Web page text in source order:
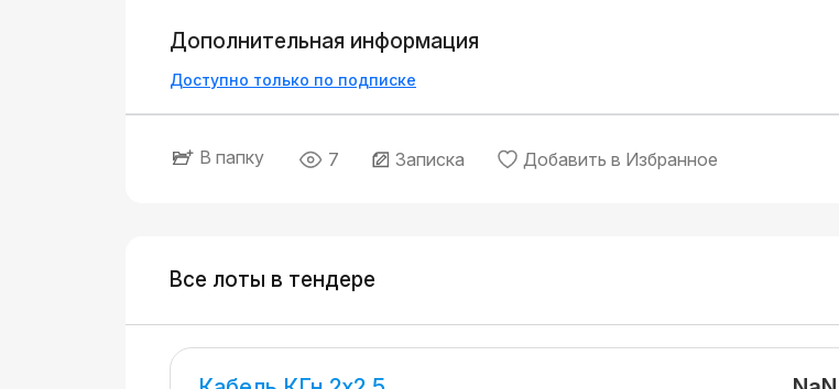
Дополнительная информация
Доступно только по подписке
В папку 7 Записка Добавить в Избранное
Все лоты в тендере